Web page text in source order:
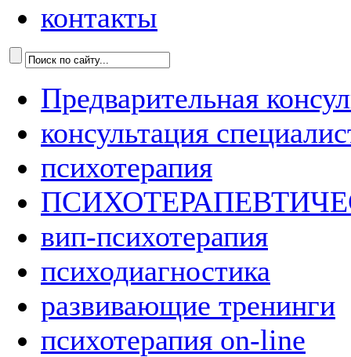
контакты
Предварительная
консультация
психотерапия
вип-психотерапия
психодиагностика
развивающие тренинги
психотерапия on-line